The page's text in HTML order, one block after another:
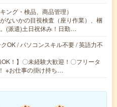
ング・検品、商品管理）
ないかの目視検査（座り作業）、梱
(派遣)土日祝休み！日勤…
OK / パソコンスキル不要 / 英語力不
OK！】〇未経験大歓迎！〇フリータ
※お仕事の掛け持ち…